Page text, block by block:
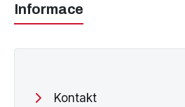
Informace
Kontakt